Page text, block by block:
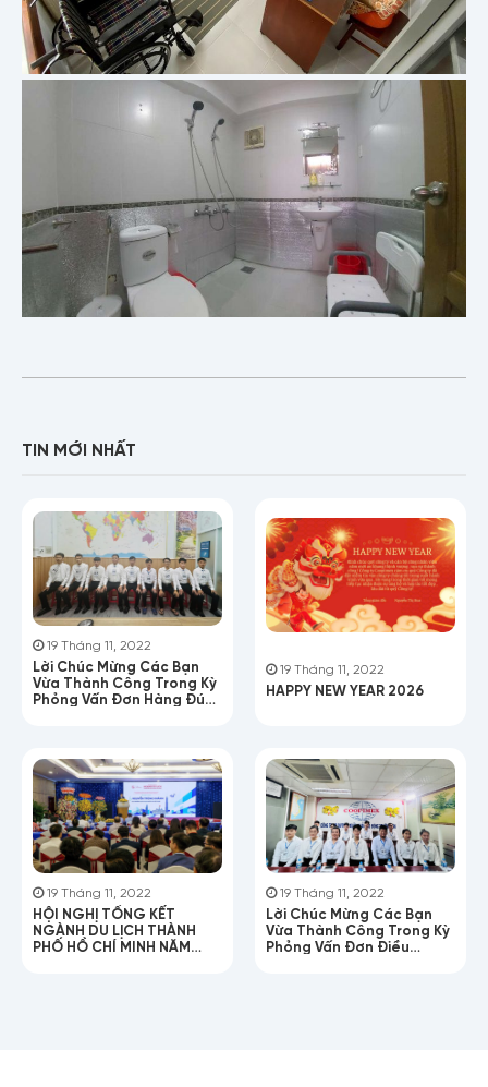
TIN MỚI NHẤT
Lời Chúc Mừng Các Bạn
Vừa Thành Công Trong Kỳ
Phỏng Vấn Đơn Hàng Đúc
19 Tháng 11, 2022
HAPPY NEW YEAR 2026
19 Tháng 11, 2022
HỘI NGHỊ TỔNG KẾT
NGÀNH DU LỊCH THÀNH
PHỐ HỒ CHÍ MINH NĂM
19 Tháng 11, 2022
Lời Chúc Mừng Các Bạn
Vừa Thành Công Trong Kỳ
Phỏng Vấn Đơn Điều
19 Tháng 11, 2022
Số điện thoại
Email